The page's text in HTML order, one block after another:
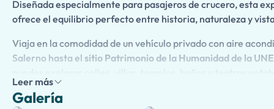
Diseñada especialmente para pasajeros de crucero, esta
ofrece el equilibrio perfecto entre historia, naturaleza y
Viaja en la comodidad de un vehículo privado con aire
Salerno hasta el sitio Patrimonio de la Humanidad de la
enterrados por la erupción del Monte Vesuvio en el año 79
guía privado autorizado opcional
Leer más
Galería